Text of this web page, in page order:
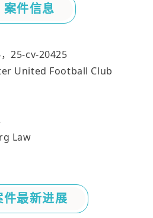
件信息
25-cv-20425
United Football Club
Law
件最新进展